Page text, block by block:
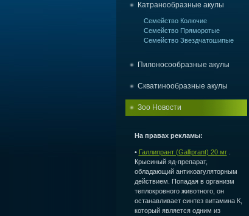
Катранообразные акулы
Семейство Колючие
Семейство Пряморотые
Семейство Звездчатошипые
Пилоносообразные акулы
Скватинообразные акулы
Зоо Новости
На правах рекламы:
• Галлипрант (Galliprant) 20 мг.
Крысиный яд-препарат,
обладающий антикоагуляторным
действием. Попадая в организм
теплокровного животного, он
останавливает синтез витамина К,
который является одним из